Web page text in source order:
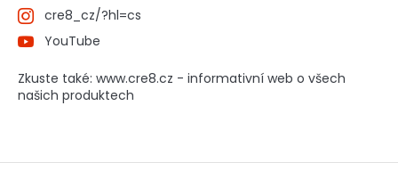
cre8_cz/?hl=cs
YouTube
Zkuste také: www.cre8.cz - informativní web o všech
našich produktech